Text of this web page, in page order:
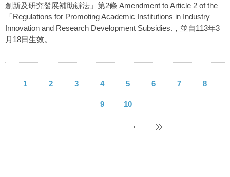
創新及研究發展補助辦法」第2條 Amendment to Article 2 of the
「Regulations for Promoting Academic Institutions in Industry
Innovation and Research Development Subsidies.，並自113年3
月18日生效。
1 2 3 4 5 6 7 8
9 10